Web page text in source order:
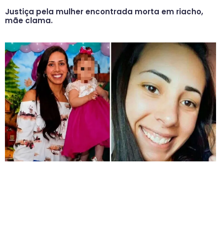
Justiça pela mulher encontrada morta em riacho,
mãe clama.